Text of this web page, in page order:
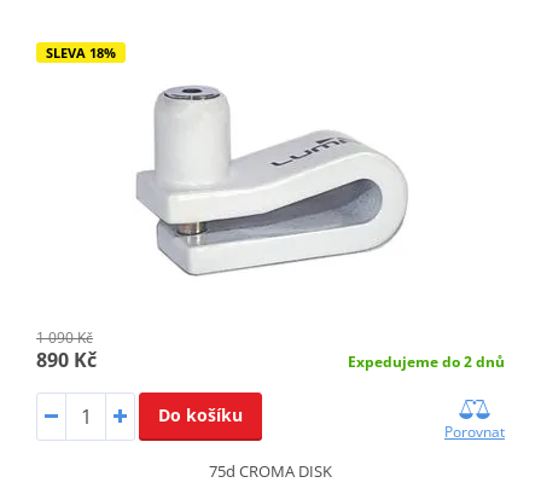
SLEVA 18%
1 090 Kč
890 Kč Expedujeme do 2 dnů
Do košíku
Porovnat
75d CROMA DISK